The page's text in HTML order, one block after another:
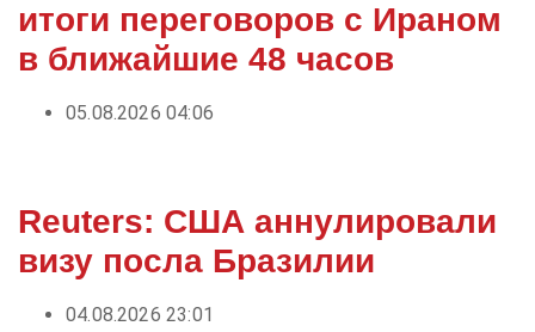
итоги переговоров с Ираном
в ближайшие 48 часов
05.08.2026 04:06
Reuters: США аннулировали
визу посла Бразилии
04.08.2026 23:01